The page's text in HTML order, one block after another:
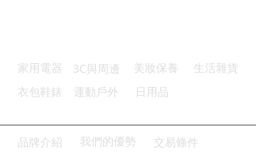
商品型號：p01_05243294
主要材質：塑料
商品重量(g)：70
產地名稱：中國大陸
家用電器 3C與周邊 美妝保養
生活雜貨
衣包鞋錶
運動戶外 日用品
品牌介紹 我們的優勢 交易條件